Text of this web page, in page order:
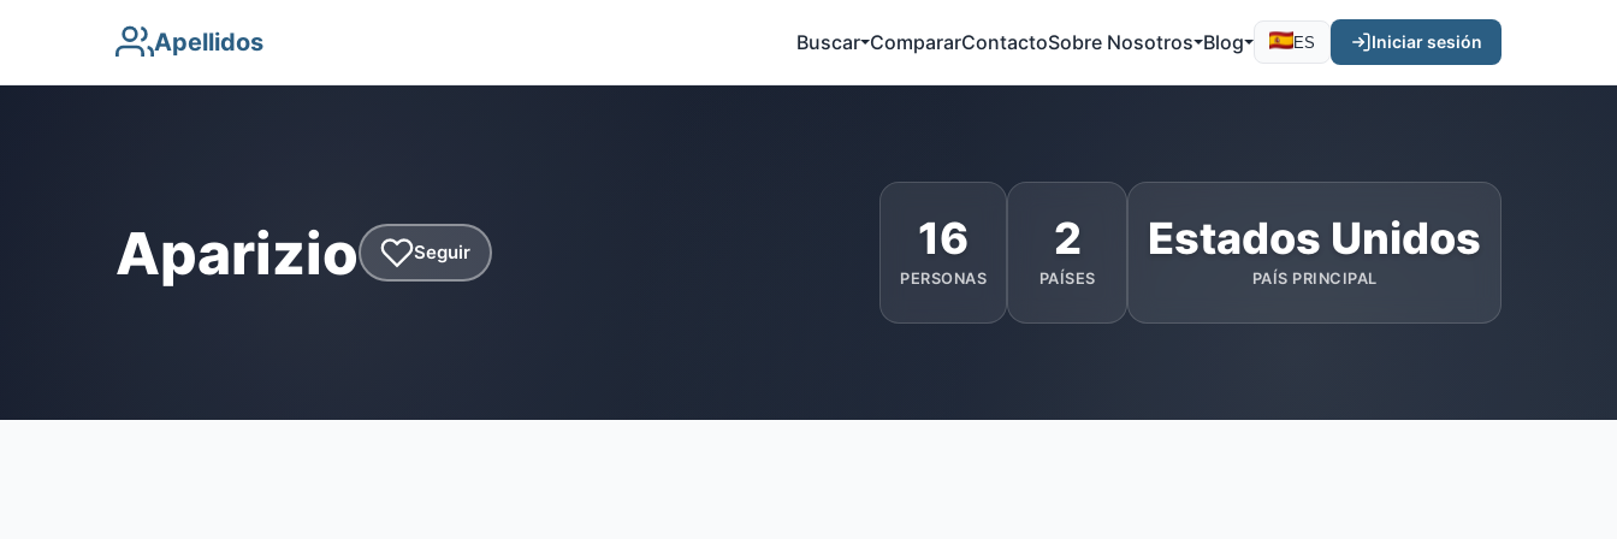
Apellidos Buscar CompararContactoSobre Nosotros Blog ES Iniciar sesión
Aparizio Seguir 16
PERSONAS
2
PAÍSES
Estados Unidos
PAÍS PRINCIPAL